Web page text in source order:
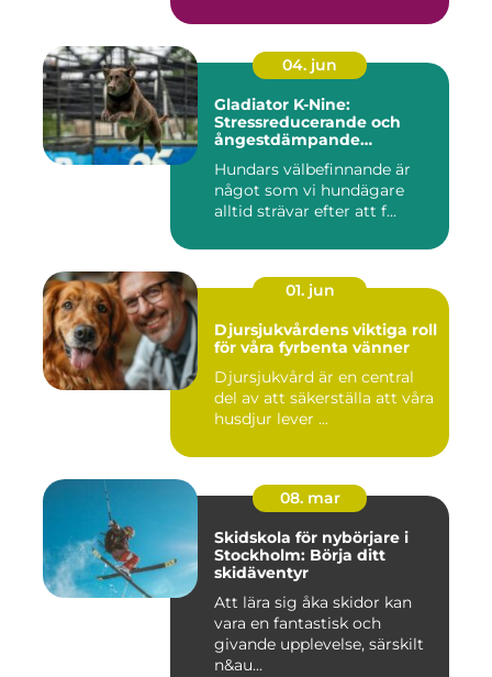
04. jun
Gladiator K-Nine:
Stressreducerande och
ångestdämpande
Hundars välbefinnande är
något som vi hundägare
alltid strävar efter att f...
01. jun
Djursjukvårdens viktiga roll
för våra fyrbenta vänner
Djursjukvård är en central
del av att säkerställa att våra
husdjur lever ...
08. mar
Skidskola för nybörjare i
Stockholm: Börja ditt
skidäventyr
Att lära sig åka skidor kan
vara en fantastisk och
givande upplevelse, särskilt
n&au...